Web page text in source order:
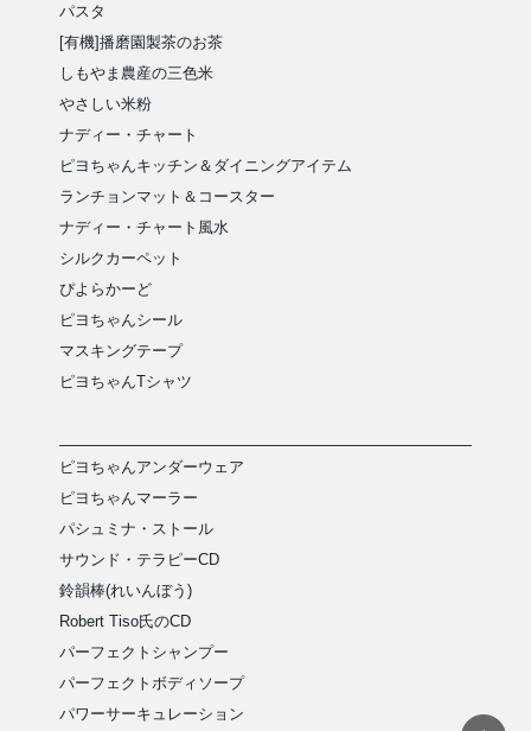
パスタ
[有機]播磨園製茶のお茶
しもやま農産の三色米
やさしい米粉
ナディー・チャート
ピヨちゃんキッチン＆ダイニングアイテム
ランチョンマット＆コースター
ナディー・チャート風水
シルクカーペット
ぴよらかーど
ピヨちゃんシール
マスキングテープ
ピヨちゃんTシャツ
ピヨちゃんアンダーウェア
ピヨちゃんマーラー
パシュミナ・ストール
サウンド・テラピーCD
鈴韻棒(れいんぼう)
Robert Tiso氏のCD
パーフェクトシャンプー
パーフェクトボディソープ
パワーサーキュレーション